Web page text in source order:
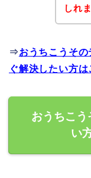
しれ
⇒おうちこうそ
ぐ解決したい方は
おうちこ
い